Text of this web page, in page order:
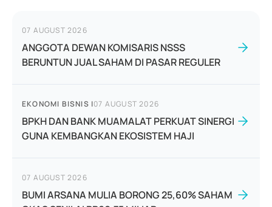
07 AUGUST 2026
ANGGOTA DEWAN KOMISARIS NSSS
BERUNTUN JUAL SAHAM DI PASAR REGULER
EKONOMI BISNIS |07 AUGUST 2026
BPKH DAN BANK MUAMALAT PERKUAT SINERGI
GUNA KEMBANGKAN EKOSISTEM HAJI
07 AUGUST 2026
BUMI ARSANA MULIA BORONG 25,60% SAHAM